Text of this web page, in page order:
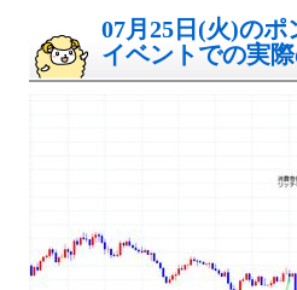
07月25日(火)の
イベントでの実